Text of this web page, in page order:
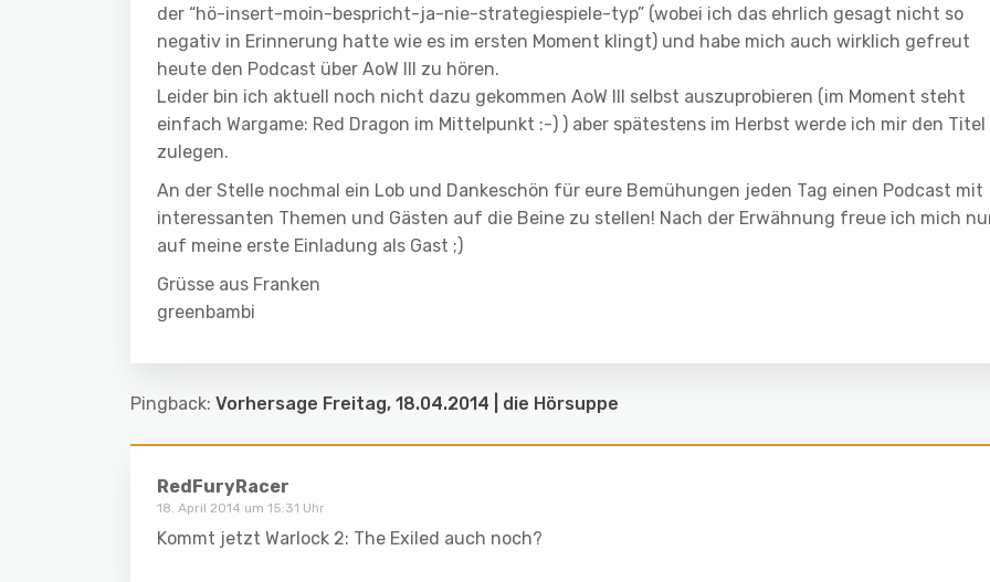
der “hö-insert-moin-bespricht-ja-nie-strategiespiele-typ” (wobei ich das ehrlich gesagt nicht so
negativ in Erinnerung hatte wie es im ersten Moment klingt) und habe mich auch wirklich gefreut
heute den Podcast über AoW III zu hören.
Leider bin ich aktuell noch nicht dazu gekommen AoW III selbst auszuprobieren (im Moment steht
einfach Wargame: Red Dragon im Mittelpunkt :-) ) aber spätestens im Herbst werde ich mir den Titel
zulegen.
An der Stelle nochmal ein Lob und Dankeschön für eure Bemühungen jeden Tag einen Podcast mit
interessanten Themen und Gästen auf die Beine zu stellen! Nach der Erwähnung freue ich mich
auf meine erste Einladung als Gast ;)
Grüsse aus Franken
greenbambi
Pingback: Vorhersage Freitag, 18.04.2014 | die Hörsuppe
RedFuryRacer
18. April 2014 um 15:31 Uhr
Kommt jetzt Warlock 2: The Exiled auch noch?